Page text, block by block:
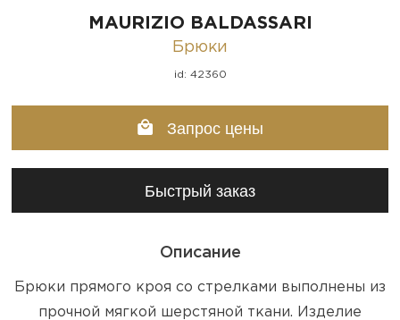
MAURIZIO BALDASSARI
Брюки
id: 42360
Запрос цены
Быстрый заказ
Описание
Брюки прямого кроя со стрелками выполнены из
прочной мягкой шерстяной ткани. Изделие